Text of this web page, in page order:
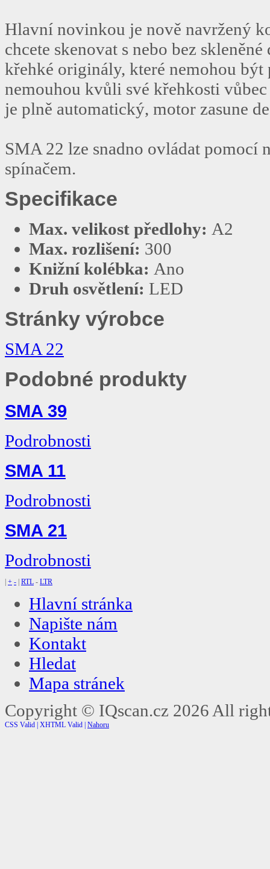
Hlavní novinkou je nově navržený
chcete skenovat s nebo bez
křehké originály, které nemohou být
nemouhou kvůli své křehkosti
je plně automatický, motor zasune
SMA 22 lze snadno ovládat pomocí
spínačem.
Specifikace
Max. velikost předlohy: A2
Max. rozlišení: 300
Knižní kolébka: Ano
Druh osvětlení: LED
Stránky výrobce
SMA 22
Podobné produkty
SMA 39
Podrobnosti
SMA 11
Podrobnosti
SMA 21
Podrobnosti
+ - RTL - LTR
Hlavní stránka
Napište nám
Kontakt
Hledat
Mapa stránek
Copyright © IQscan.cz 2026 All
CSS Valid | XHTML Valid | Nahoru